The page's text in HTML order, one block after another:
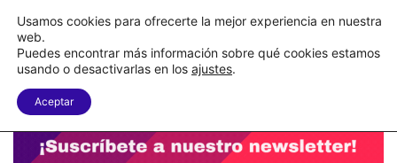
C&A México completa la implementación de su WMS en la nube
Menu
Usamos cookies para ofrecerte la mejor experiencia en nuestra
web.
Puedes encontrar más información sobre qué cookies estamos
usando o desactivarlas en los ajustes.
Aceptar